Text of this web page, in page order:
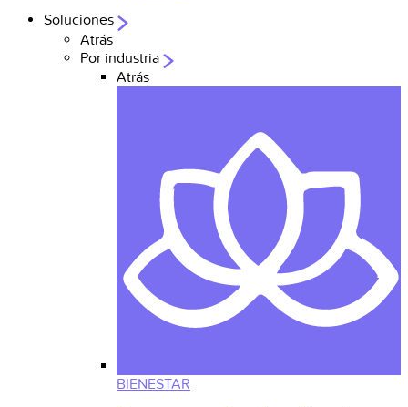
Soluciones
Atrás
Por industria
Atrás
BIENESTAR